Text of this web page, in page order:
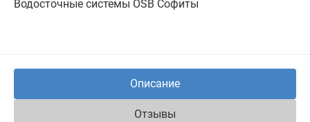
Водосточные системы OSB Софиты
Описание
Отзывы